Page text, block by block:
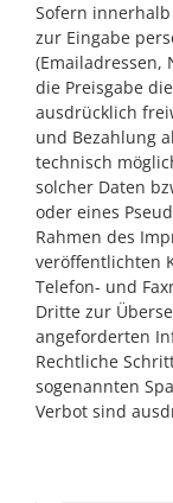
Sofern
zur Eingabe
(Emailadressen,
die Preisgabe
ausdrücklich
und Bezahlung
technisch
solcher Daten
oder eines
Rahmen des
veröffentlichten
Telefon- und
Dritte zur
angeforderten
Rechtliche
sogenannten
Verbot sind